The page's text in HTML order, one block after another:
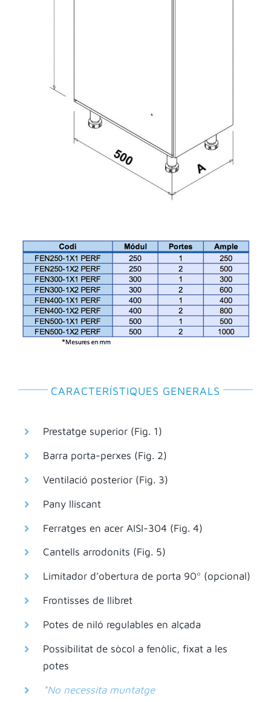
CARACTERÍSTIQUES GENERALS
Prestatge superior (Fig. 1)
Barra porta-perxes (Fig. 2)
Ventilació posterior (Fig. 3)
Pany lliscant
Ferratges en acer AISI-304 (Fig. 4)
Cantells arrodonits (Fig. 5)
Limitador d’obertura de porta 90º (opcional)
Frontisses de llibret
Potes de niló regulables en alçada
Possibilitat de sòcol a fenòlic, fixat a les
potes
*No necessita muntatge